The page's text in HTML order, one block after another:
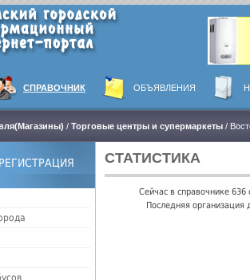
СПРАВОЧНИК ОБЪЯВЛЕНИЯ
/ Торговые центры и супермаркеты /
СТАТИСТИКА
Сейчас в справочнике
Последняя организация
РЕГИСТРАЦИЯ